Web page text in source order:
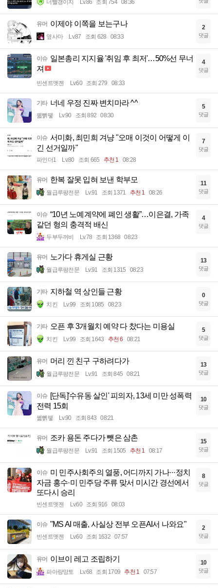
너빨갱이지 Lv.86 조회 754 08:36
유머 이제야 이쪽을 보는구나
옆사마 Lv.87 조회 628 08:33
2
댓글
이슈 일본총리 지지율 '취임 후 최저'…50%선 무너
져
빈센트멧젠 Lv.60 조회 279 08:33
4
댓글
기타 너네 우정 진짜 변치마라 ^^
꿻뻵뗗 Lv.90 조회 892 08:30
5
댓글
이슈 서미화, 최민희 겨냥 "오매 이것이 어떻게 이
긴 선거일까"
파인더1 Lv.80 조회 665 추천 1 08:28
7
댓글
유머 한복 잘못 입혀 보낸 학부모
월급루팡전문 Lv.91 조회 1371 추천 1 08:26
11
댓글
이슈 “10년 노예계약에 폐인 생활”…이은결, 가족
같던 형의 충격적 배신
두부두꺼비 Lv.78 조회 1368 08:23
4
댓글
유머 노가다 휴게실 근황
월급루팡전문 Lv.91 조회 1315 08:23
13
댓글
기타 지하철 역 상인들 근황
치킨 Lv.99 조회 1085 08:23
0
댓글
기타 오픈 후 3개월치 예약 다 찼다는 미용실
치킨 Lv.99 조회 1643 추천 6 08:21
5
댓글
유머 머리 낀 친구 구하려다가
월급루팡전문 Lv.91 조회 845 08:21
13
댓글
이슈 [단독]'수유동 살인' 피의자, 13세 미만 성폭력
전력 15회
꿻뻵뗗 Lv.90 조회 843 08:21
10
댓글
유머 조카 용돈 주다가 뺏은 삼촌
월급루팡전문 Lv.91 조회 1505 추천 1 08:17
15
댓글
이슈 미 민주사회주의 열풍, 어디까지 가나···정치
자금 홍수·미 민주당 주류 맞서 미시간 경선에서
또다시 승리
빈센트멧젠 Lv.60 조회 916 08:03
8
댓글
이슈 "MS AI 매출, 사실상 전부 오픈AI서 나와요"
빈센트멧젠 Lv.60 조회 1632 07:57
2
댓글
유머 이브이 레고 조립하기
파아랑망토 Lv.68 조회 1709 추천 1 07:57
10
댓글